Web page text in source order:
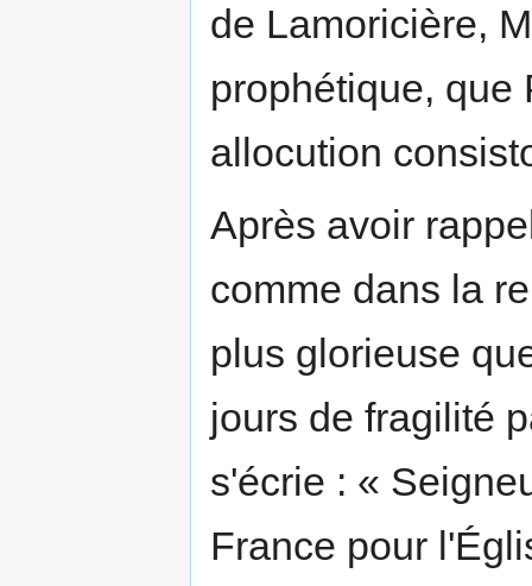
de Lamoricière,
prophétique, que
allocution
Après avoir
comme dans la
plus glorieuse
jours de fragilité
s'écrie : «
France pour